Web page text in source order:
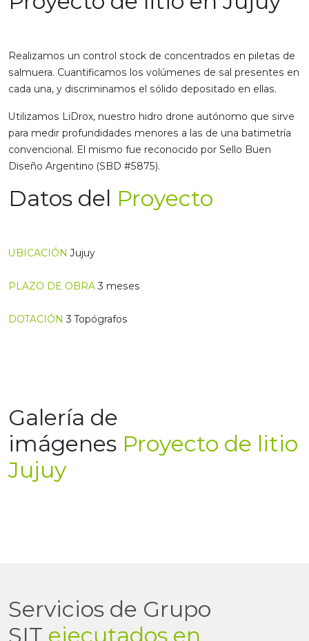
Realizamos un control stock de concentrados en piletas de
salmuera. Cuantificamos los volúmenes de sal presentes en
cada una, y discriminamos el sólido depositado en ellas.
Utilizamos LiDrox, nuestro hidro drone autónomo que sirve
para medir profundidades menores a las de una batimetría
convencional. El mismo fue reconocido por Sello Buen
Diseño Argentino (SBD #5875).
Datos del Proyecto
UBICACIÓN Jujuy
PLAZO DE OBRA 3 meses
DOTACIÓN 3 Topógrafos
Galería de
imágenes Proyecto de litio
Jujuy
Servicios de Grupo
SIT ejecutados en